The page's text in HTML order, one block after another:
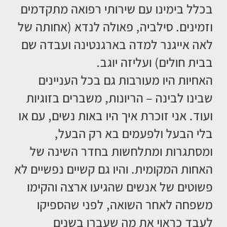
בכלל בימינו עם שירותי רפואה מתקדמים
וזמינים. סילביה, פאולה לנדא (אחותה של
לאה אייגנר למדה בארגנטינה ועבדה שם
בבית חולים) ועליזה יוגב.
האחיות היו מעורבות גם בכל העניינים
שבינו לבינה – הריונות, משברים בזוגיות
ועוד. אני זוכרת איך היו באות נשים, עם או
בלי הבעל ולפעמים בא רק הבעל,
ומסתגרות ומתלחשות בחדר השינה של
האחות המקומית. והיו גם קשיים נפשיים לא
פשוטים של אנשים שהגיעו ארצה והקימו
משפחה לאחר השואה, לפני שהספיקו
לעבד כראוי את מה שעברו בשנים